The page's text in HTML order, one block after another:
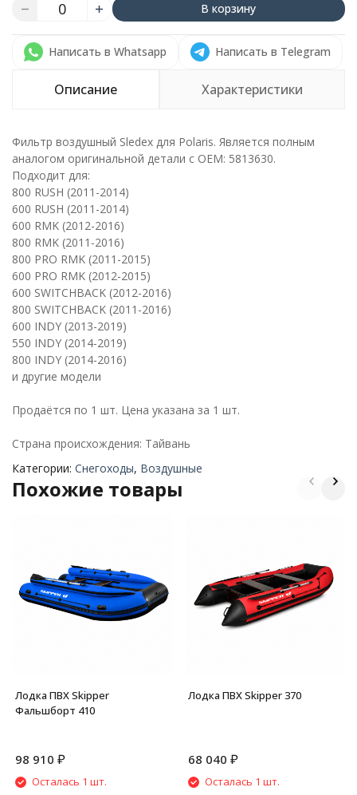
В корзину
Написать в Whatsapp Написать в Telegram
Описание Характеристики
Фильтр воздушный Sledex для Polaris. Является полным
аналогом оригинальной детали с ОЕМ: 5813630.
Подходит для:
800 RUSH (2011-2014)
600 RUSH (2011-2014)
600 RMK (2012-2016)
800 RMK (2011-2016)
800 PRO RMK (2011-2015)
600 PRO RMK (2012-2015)
600 SWITCHBACK (2012-2016)
800 SWITCHBACK (2011-2016)
600 INDY (2013-2019)
550 INDY (2014-2019)
800 INDY (2014-2016)
и другие модели
Продаётся по 1 шт. Цена указана за 1 шт.
Страна происхождения: Тайвань
Категории: Снегоходы, Воздушные
Похожие товары
Лодка ПВХ Skipper
Фальшборт 410
98 910 ₽
Осталась 1 шт.
Лодка ПВХ Skipper 370
68 040 ₽
Осталась 1 шт.